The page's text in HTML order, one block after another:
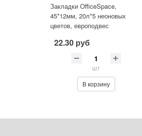
Закладки OfficeSpace,
45*12мм, 20л*5 неоновых
цветов, европодвес
22.30 руб
шт
В корзину